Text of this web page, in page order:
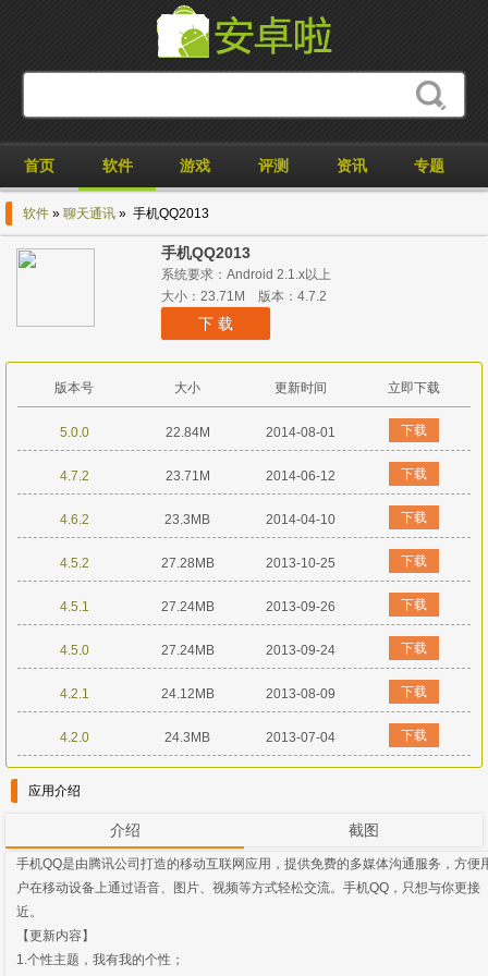
首页 软件 游戏 评测 资讯 专题
软件 » 聊天通讯 » 手机QQ2013
手机QQ2013
系统要求：Android 2.1.x以上
大小：23.71M 版本：4.7.2
下 载
版本号 大小 更新时间 立即下载
5.0.0 22.84M 2014-08-01 下载
4.7.2 23.71M 2014-06-12 下载
4.6.2 23.3MB 2014-04-10 下载
4.5.2 27.28MB 2013-10-25 下载
4.5.1 27.24MB 2013-09-26 下载
4.5.0 27.24MB 2013-09-24 下载
4.2.1 24.12MB 2013-08-09 下载
4.2.0 24.3MB 2013-07-04 下载
应用介绍
介绍 截图
手机QQ是由腾讯公司打造的移动互联网应用，提供免费的多媒体沟通服务，方便
户在移动设备上通过语音、图片、视频等方式轻松交流。手机QQ，只想与你更接
近。
【更新内容】
1.个性主题，我有我的个性；